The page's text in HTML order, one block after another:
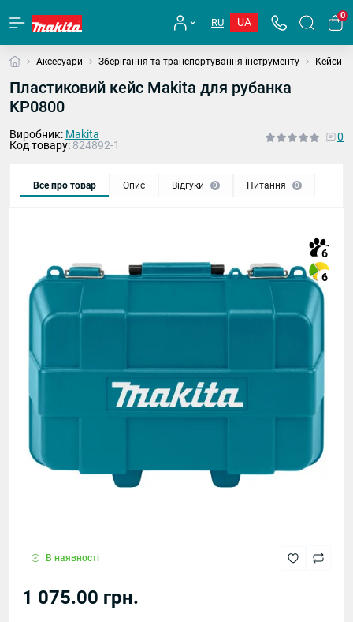
RU UA
0
Аксесуари Зберігання та транспортування інструменту Кейси
Пластиковий кейс Makita для рубанка
KP0800
Виробник: Makita
Код товару: 824892-1
0
Все про товар Опис Відгуки 0 Питання 0
6
6
В наявності
1 075.00 грн.